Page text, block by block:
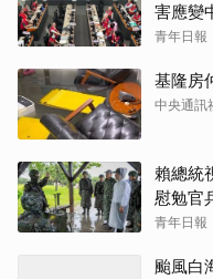
害應變
青年日報
基隆房
中央通訊
賴總統
慰勉官
青年日報
颱風白